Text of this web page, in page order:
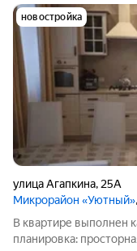
новостройка
улица Агапкина, 25А
Микрорайон «Уютный»
В квартире выполнен
планировка: